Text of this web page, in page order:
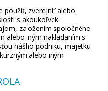
použiť, zverejniť alebo
s akoukoľvek
založením spoločného
alebo iným nakladaním s
nášho podniku, majetku
alebo iným